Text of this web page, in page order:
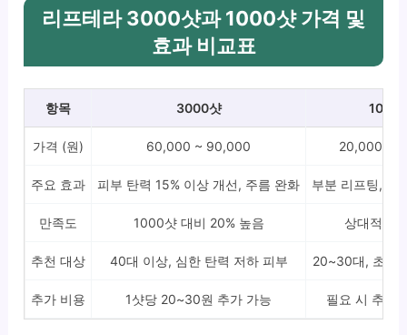
리프테라 3000샷과 1000샷 가격 및
효과 비교표
항목 3000샷 1000
가격 (원) 60,000 ~ 90,000 20,000 ~
주요 효과 피부 탄력 15% 이상 개선, 주름 완화 부분 리프팅, 국
만족도 1000샷 대비 20% 높음 상대적으
추천 대상 40대 이상, 심한 탄력 저하 피부 20~30대, 초기
추가 비용 1샷당 20~30원 추가 가능 필요 시 추가